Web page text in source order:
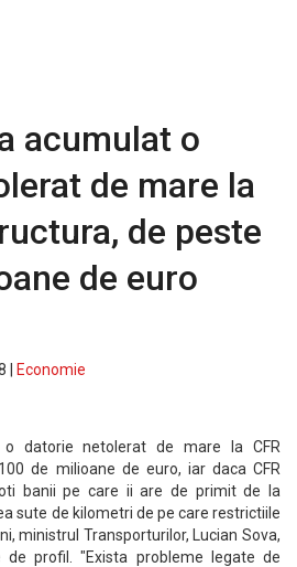
acumulat o
de mare la
de peste
de euro
|
Economie
datorie netolerat de mare la CFR
de milioane de euro, iar daca CFR
banii pe care ii are de primit de la
sute de kilometri de pe care restrictiile
ministrul Transporturilor, Lucian Sova,
profil. "Exista probleme legate de